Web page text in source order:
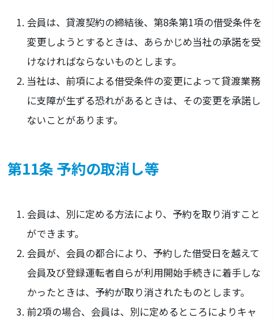
会員は、貸渡契約の締結後、第8条第1項の借受条件を
変更しようとするときは、あらかじめ当社の承諾を受
けなければならないものとします。
当社は、前項による借受条件の変更によって貸渡業務
に支障が生ずる恐れがあるときは、その変更を承諾し
ないことがあります。
第11条 予約の取消し等
会員は、別に定める方法により、予約を取り消すこと
ができます。
会員が、会員の都合により、予約した借受日を越えて
会員及び登録運転者自らが利用開始手続きに着手しな
かったときは、予約が取り消されたものとします。
前2項の場合、会員は、別に定めるところによりキャ